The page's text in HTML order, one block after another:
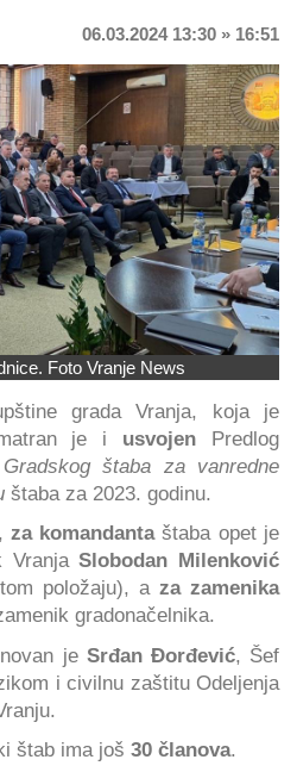
06.03.2024 13:30 » 16:51
Foto Vranje News
grada Vranja, koja je
je i usvojen Predlog
Gradskog štaba za vanredne
štaba za 2023. godinu.
za komandantaštaba opet je
VranjaSlobodan Milenković
položaju), a za zamenika
gradonačelnika.
je Srđan Đorđević, Šef
i civilnu zaštitu Odeljenja
štab ima još 30 članova.